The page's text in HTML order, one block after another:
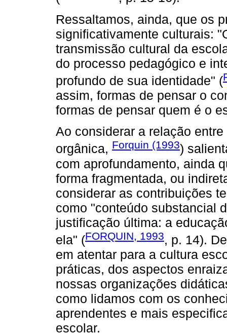
Ressaltamos, ainda, que os
significativamente culturais:
transmissão cultural da
do processo pedagógico e
profundo de sua identidade" (
assim, formas de pensar o
formas de pensar quem é o
Ao considerar a relação
orgânica, Forquin (1993)
com aprofundamento, ainda
forma fragmentada, ou
considerar as contribuições
como "conteúdo substancial
justificação última: a
ela" (FORQUIN, 1993, p. 14).
em atentar para a cultura
práticas, dos aspectos
nossas organizações
como lidamos com os
aprendentes e mais
escolar.